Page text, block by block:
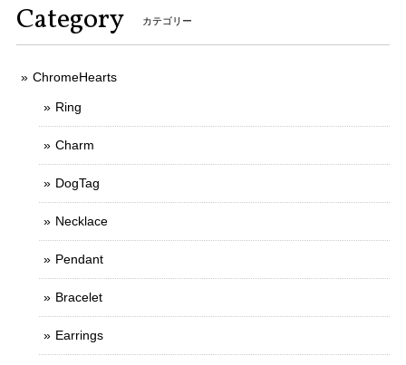
Category カテゴリー
ChromeHearts
Ring
Charm
DogTag
Necklace
Pendant
Bracelet
Earrings